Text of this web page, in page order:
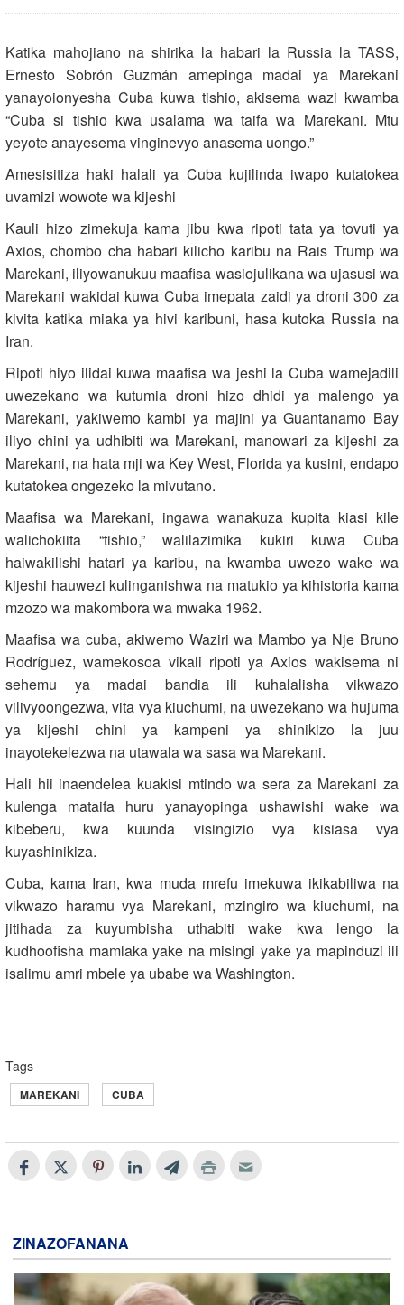
Katika mahojiano na shirika la habari la Russia la TASS,
Ernesto Sobrón Guzmán amepinga madai ya Marekani
yanayoionyesha Cuba kuwa tishio, akisema wazi kwamba
“Cuba si tishio kwa usalama wa taifa wa Marekani. Mtu
yeyote anayesema vinginevyo anasema uongo.”
Amesisitiza haki halali ya Cuba kujilinda iwapo kutatokea
uvamizi wowote wa kijeshi
Kauli hizo zimekuja kama jibu kwa ripoti tata ya tovuti ya
Axios, chombo cha habari kilicho karibu na Rais Trump wa
Marekani, iliyowanukuu maafisa wasiojulikana wa ujasusi wa
Marekani wakidai kuwa Cuba imepata zaidi ya droni 300 za
kivita katika miaka ya hivi karibuni, hasa kutoka Russia na
Iran.
Ripoti hiyo ilidai kuwa maafisa wa jeshi la Cuba wamejadili
uwezekano wa kutumia droni hizo dhidi ya malengo ya
Marekani, yakiwemo kambi ya majini ya Guantanamo Bay
iliyo chini ya udhibiti wa Marekani, manowari za kijeshi za
Marekani, na hata mji wa Key West, Florida ya kusini, endapo
kutatokea ongezeko la mivutano.
Maafisa wa Marekani, ingawa wanakuza kupita kiasi kile
walichokiita “tishio,” walilazimika kukiri kuwa Cuba
haiwakilishi hatari ya karibu, na kwamba uwezo wake wa
kijeshi hauwezi kulinganishwa na matukio ya kihistoria kama
mzozo wa makombora wa mwaka 1962.
Maafisa wa cuba, akiwemo Waziri wa Mambo ya Nje Bruno
Rodríguez, wamekosoa vikali ripoti ya Axios wakisema ni
sehemu ya madai bandia ili kuhalalisha vikwazo
vilivyoongezwa, vita vya kiuchumi, na uwezekano wa hujuma
ya kijeshi chini ya kampeni ya shinikizo la juu
inayotekelezwa na utawala wa sasa wa Marekani.
Hali hii inaendelea kuakisi mtindo wa sera za Marekani za
kulenga mataifa huru yanayopinga ushawishi wake wa
kibeberu, kwa kuunda visingizio vya kisiasa vya
kuyashinikiza.
Cuba, kama Iran, kwa muda mrefu imekuwa ikikabiliwa na
vikwazo haramu vya Marekani, mzingiro wa kiuchumi, na
jitihada za kuyumbisha uthabiti wake kwa lengo la
kudhoofisha mamlaka yake na misingi yake ya mapinduzi ili
isalimu amri mbele ya ubabe wa Washington.
Tags
MAREKANI CUBA
ZINAZOFANANA